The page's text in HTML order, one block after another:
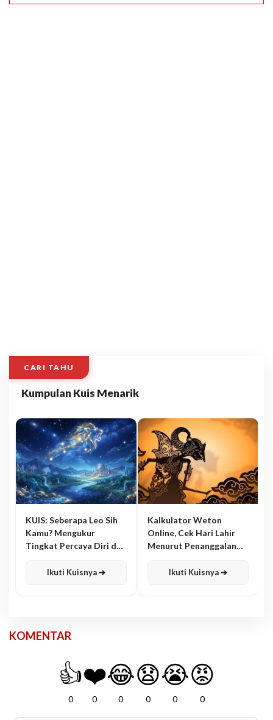
CARI TAHU
Kumpulan Kuis Menarik
KUIS: Seberapa Leo Sih
Kamu? Mengukur
Tingkat Percaya Diri dan
Ikuti Kuisnya ➔
Kalkulator Weton
Online, Cek Hari Lahir
Menurut Penanggalan
Ikuti Kuisnya ➔
KOMENTAR
👍
0
❤️
0
😂
0
😧
0
😭
0
😡
0